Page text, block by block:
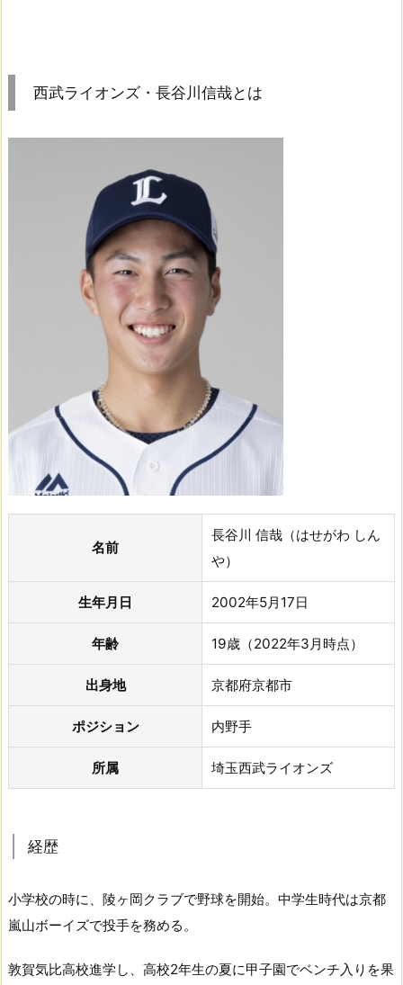
西武ライオンズ・長谷川信哉とは
名前
長谷川 信哉（はせがわ しん
や）
生年月日 2002年5月17日
年齢 19歳（2022年3月時点）
出身地 京都府京都市
ポジション 内野手
所属 埼玉西武ライオンズ
経歴
小学校の時に、陵ヶ岡クラブで野球を開始。中学生時代は京都
嵐山ボーイズで投手を務める。
敦賀気比高校進学し、高校2年生の夏に甲子園でベンチ入りを果